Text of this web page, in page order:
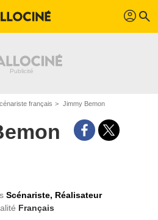
profil search
français Jimmy Bemon
Scénariste, Réalisateur
Français